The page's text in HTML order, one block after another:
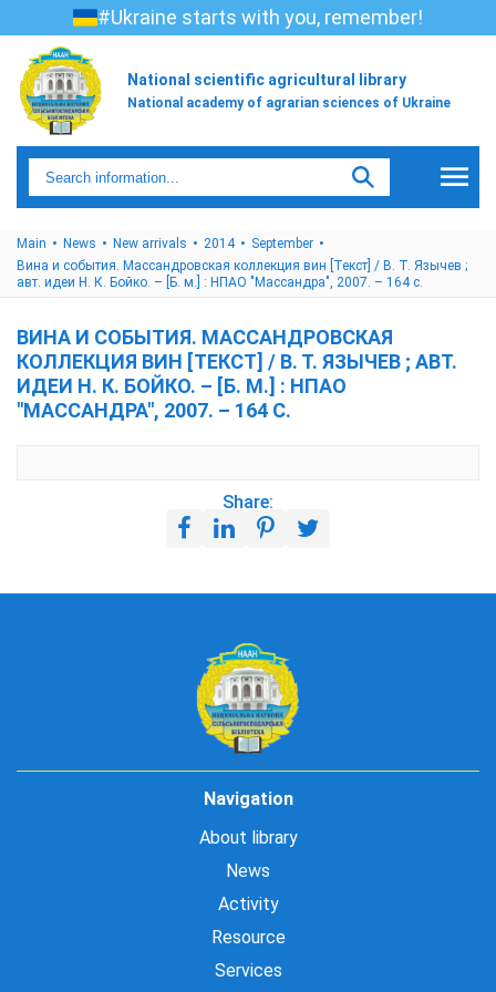
#Ukraine starts with you, remember!
National scientific agricultural library
National academy of agrarian sciences of Ukraine
Main News New arrivals 2014
September
Вина и события. Массандровская коллекция вин [Текст] / В. Т. Язычев ;
авт. идеи Н. К. Бойко. – [Б. м.] : НПАО "Массандра", 2007. – 164 с.
ВИНА И СОБЫТИЯ. МАССАНДРОВСКАЯ
КОЛЛЕКЦИЯ ВИН [ТЕКСТ] / В. Т. ЯЗЫЧЕВ ; АВТ.
ИДЕИ Н. К. БОЙКО. – [Б. М.] : НПАО
"МАССАНДРА", 2007. – 164 С.
Share:
Navigation
About library
News
Activity
Resource
Services